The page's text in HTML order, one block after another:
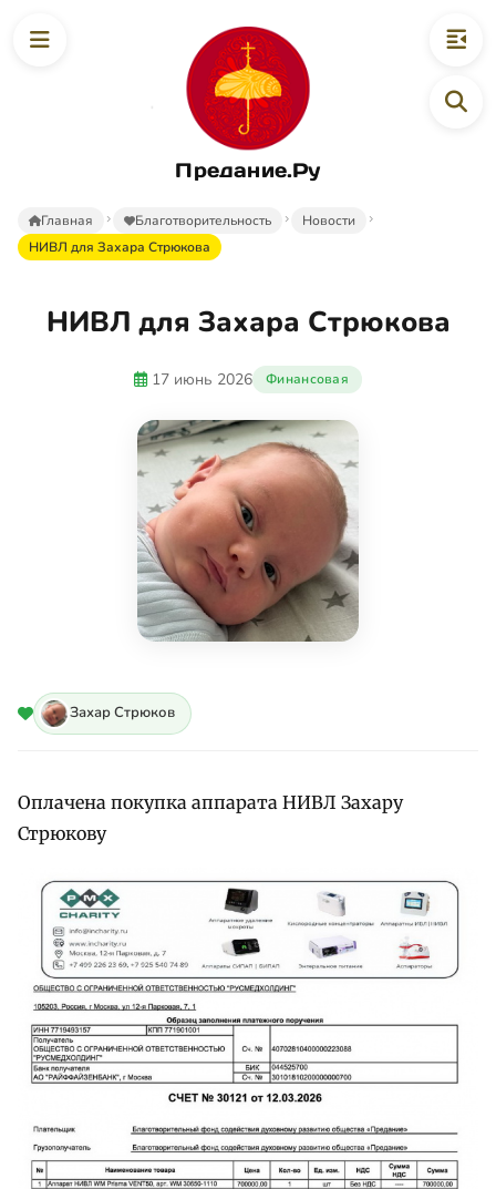
Предание.Ру
Главная Благотворительность
Новости
НИВЛ для Захара Стрюкова
НИВЛ для Захара Стрюкова
17 июнь 2026 Финансовая
Захар Стрюков
Оплачена покупка аппарата НИВЛ Захару
Стрюкову